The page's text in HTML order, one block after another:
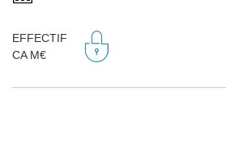
EFFECTIF
CA M€